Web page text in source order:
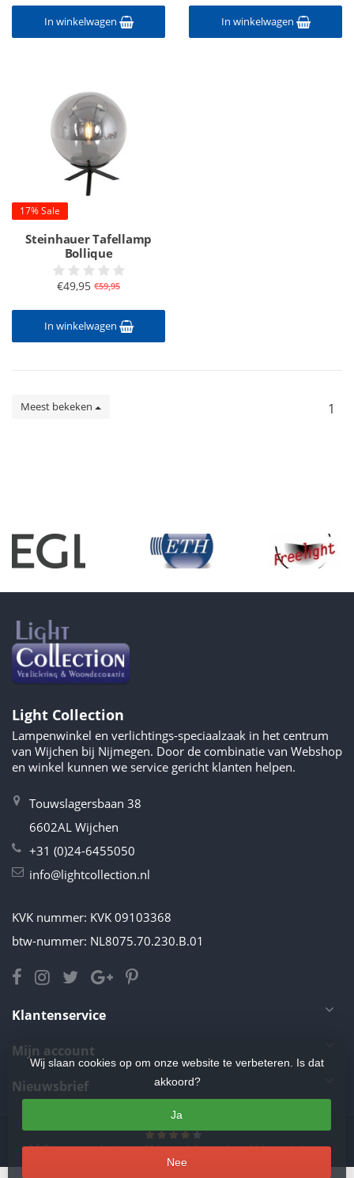
In winkelwagen In winkelwagen
17% Sale
Steinhauer Tafellamp
Bollique
€49,95 €59,95
In winkelwagen
Meest bekeken 1
Light Collection
Lampenwinkel en verlichtings-speciaalzaak in het centrum
van Wijchen bij Nijmegen. Door de combinatie van Webshop
en winkel kunnen we service gericht klanten helpen.
Touwslagersbaan 38
6602AL Wijchen
+31 (0)24-6455050
info@lightcollection.nl
KVK nummer: KVK 09103368
btw-nummer: NL8075.70.230.B.01
Klantenservice
Mijn account
Nieuwsbrief
4.5/5sterren op basis van11beoordelingen.Lees 11 beoordelingen
Wij slaan cookies op om onze website te verbeteren. Is dat
akkoord?
Ja
Nee